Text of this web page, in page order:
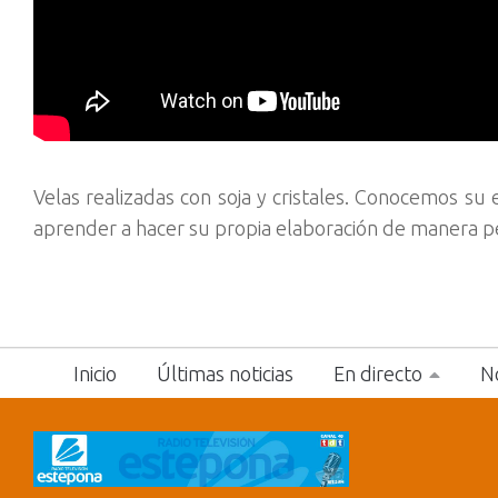
Velas realizadas con soja y cristales. Conocemos
aprender a hacer su propia elaboración de manera
Inicio Últimas noticias En directo